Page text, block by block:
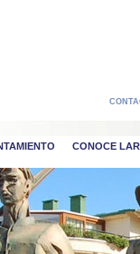
CONOCE